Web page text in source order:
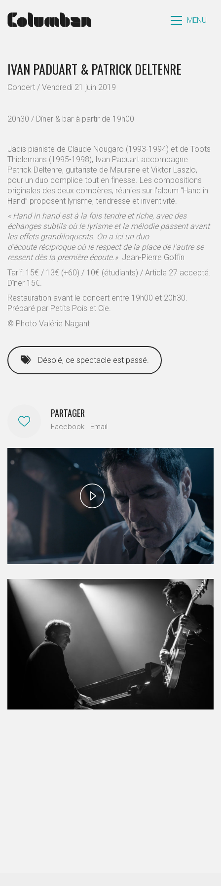
MENU
IVAN PADUART & PATRICK DELTENRE
Concert / Vendredi 21 juin 2019
20h30 / Dîner & bar à partir de 19h00
Jadis pianiste de Claude Nougaro (1993-1994) et de Toots
Thielemans (1995-1998), Ivan Paduart accompagne
Patrick Deltenre, guitariste de Maurane et Viktor Laszlo,
pour un duo complice tout en finesse. Les compositions
originales des deux compères, réunies sur l’album “Hand in
Hand” proposent lyrisme, tendresse et inventivité.
« Hand in hand est à la fois tendre et riche, avec des
échanges subtils où le lyrisme et la mélodie passent avant
les effets grandiloquents. On a ici un duo
d’écoute réciproque où le respect de la place de l’autre se
ressent dès la première écoute.» Jean-Pierre Goffin
Tarif: 15€ / 13€ (+60) / 10€ (étudiants) / Article 27 accepté.
Dîner 15€.
Restauration avant le concert entre 19h00 et 20h30.
Préparé par Petits Pois et Cie.
© Photo Valérie Nagant
Désolé, ce spectacle est passé.
PARTAGER
Facebook Email
Play
Video